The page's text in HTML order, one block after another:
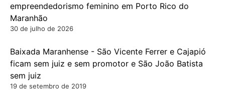
empreendedorismo feminino em Porto Rico do
Maranhão
30 de julho de 2026
Baixada Maranhense - São Vicente Ferrer e Cajapió
ficam sem juiz e sem promotor e São João Batista
sem juiz
19 de setembro de 2019